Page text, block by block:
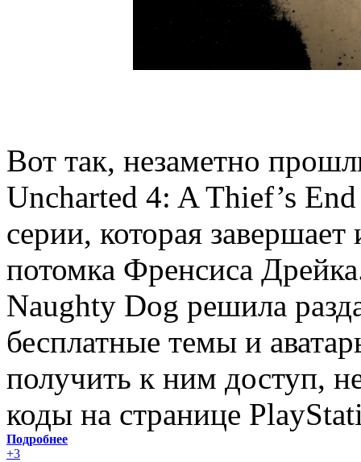
Вот так, незаметно
Uncharted 4: A Thief’s
серии, которая
потомка Френсиса
Naughty Dog решила
бесплатные темы и
получить к ним доступ,
коды на странице
Подробнее
+3